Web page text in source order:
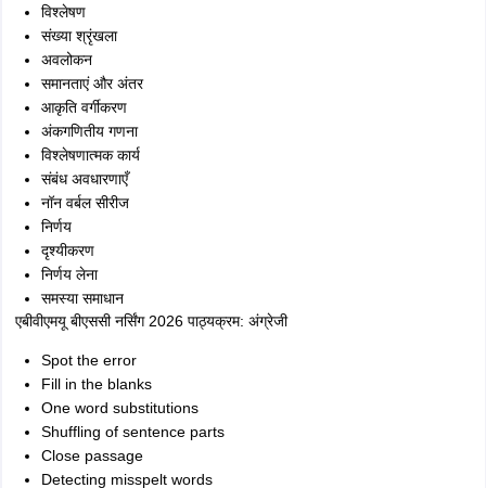
विश्लेषण
संख्या श्रृंखला
अवलोकन
समानताएं और अंतर
आकृति वर्गीकरण
अंकगणितीय गणना
विश्लेषणात्मक कार्य
संबंध अवधारणाएँ
नॉन वर्बल सीरीज
निर्णय
दृश्यीकरण
निर्णय लेना
समस्या समाधान
एबीवीएमयू बीएससी नर्सिंग 2026 पाठ्यक्रम: अंग्रेजी
Spot the error
Fill in the blanks
One word substitutions
Shuffling of sentence parts
Close passage
Detecting misspelt words